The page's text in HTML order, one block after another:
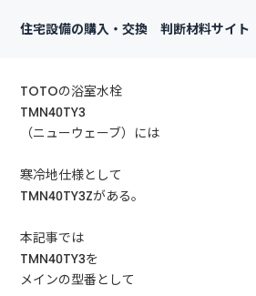
住宅設備の購入・交換 判断材料サイト
TOTOの浴室水栓
TMN40TY3
（ニューウェーブ）には
寒冷地仕様として
TMN40TY3Zがある。
本記事では
TMN40TY3を
メインの型番として